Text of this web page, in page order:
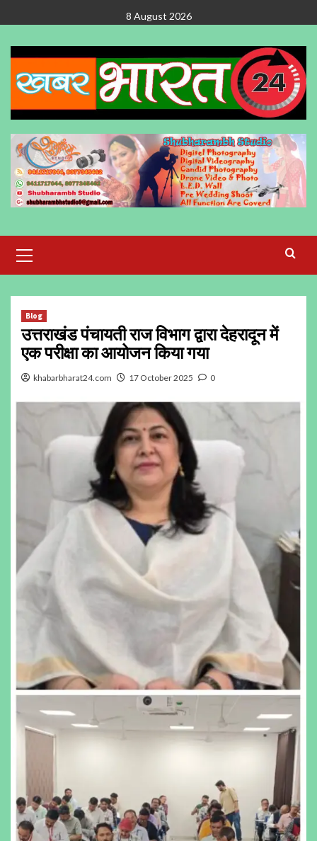
to
content
8 August 2026
Menu
Blog
उत्तराखंड पंचायती राज विभाग द्वारा देहरादून में
एक परीक्षा का आयोजन किया गया
khabarbharat24.com 17 October 2025 0